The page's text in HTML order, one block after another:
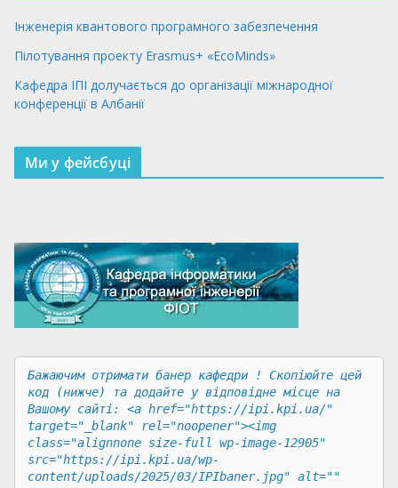
Інженерія квантового програмного забезпечення
Пілотування проекту Erasmus+ «EcoMinds»
Кафедра ІПІ долучається до організації міжнародної
конференції в Албанії
Ми у фейсбуці
Бажаючим отримати банер кафедри ! Скопіюйте цей
код (нижче) та додайте у відповідне місце на
Вашому сайті: <a href="https://ipi.kpi.ua/"
target="_blank" rel="noopener"><img
class="alignnone size-full wp-image-12905"
src="https://ipi.kpi.ua/wp-
content/uploads/2025/03/IPIbaner.jpg" alt=""